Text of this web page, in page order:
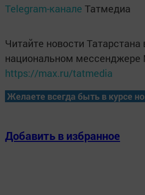
Telegram-канале Татмедиа
Читайте новости Татарстана
национальном мессенджере
https://max.ru/tatmedia
Желаете всегда быть в курсе
Добавить в избранное